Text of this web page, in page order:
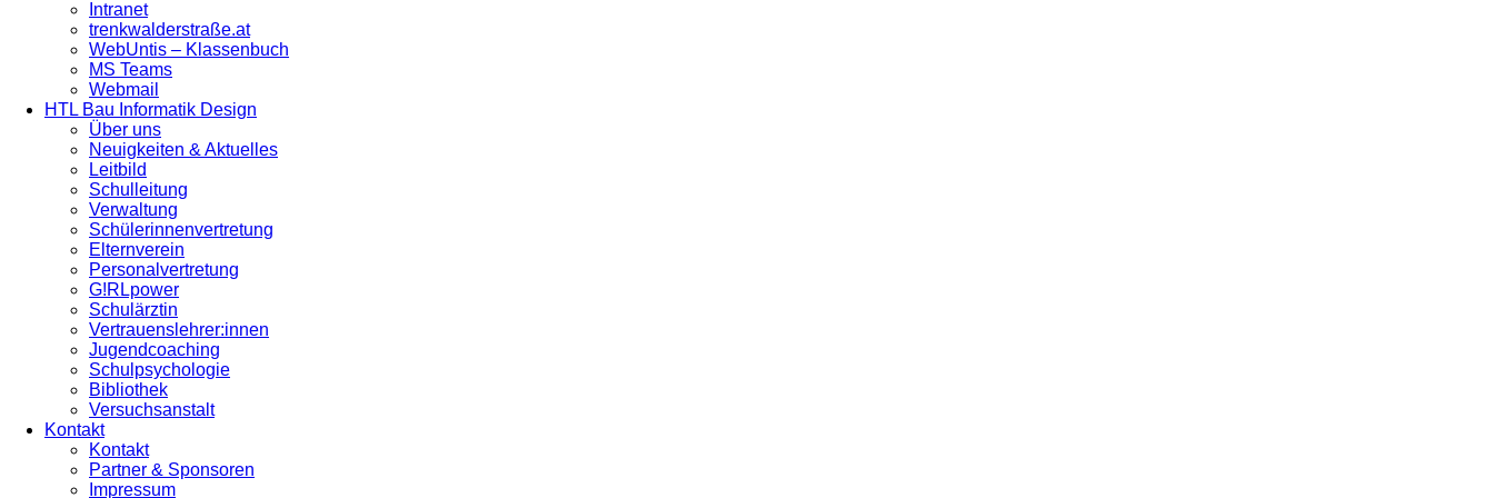
Intranet
trenkwalderstraße.at
WebUntis – Klassenbuch
MS Teams
Webmail
HTL Bau Informatik Design
Über uns
Neuigkeiten & Aktuelles
Leitbild
Schulleitung
Verwaltung
Schülerinnenvertretung
Elternverein
Personalvertretung
G!RLpower
Schulärztin
Vertrauenslehrer:innen
Jugendcoaching
Schulpsychologie
Bibliothek
Versuchsanstalt
Kontakt
Kontakt
Partner & Sponsoren
Impressum